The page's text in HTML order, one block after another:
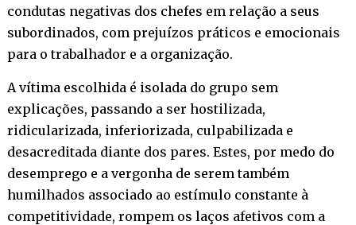
condutas negativas dos chefes em relação a seus
subordinados, com prejuízos práticos e emocionais
para o trabalhador e a organização.
A vítima escolhida é isolada do grupo sem
explicações, passando a ser hostilizada,
ridicularizada, inferiorizada, culpabilizada e
desacreditada diante dos pares. Estes, por medo do
desemprego e a vergonha de serem também
humilhados associado ao estímulo constante à
competitividade, rompem os laços afetivos com a